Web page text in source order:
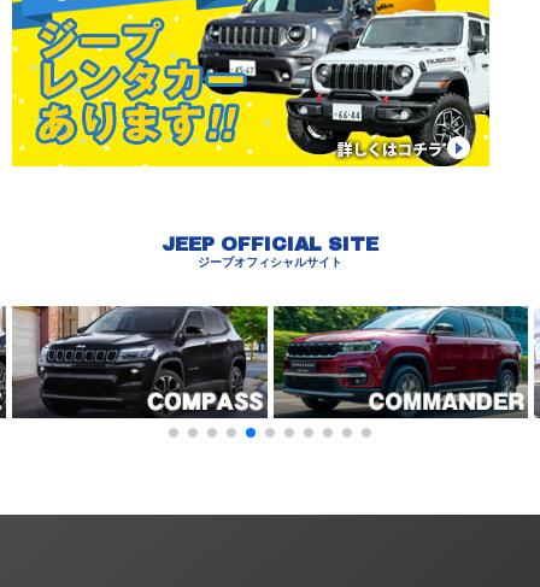
JEEP OFFICIAL SITE
ジープオフィシャルサイト